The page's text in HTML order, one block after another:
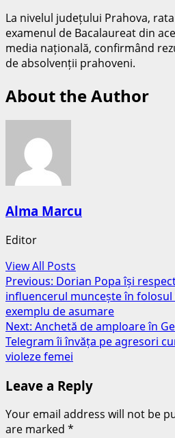
La nivelul județului Prahova,
examenul de Bacalaureat din
media națională, confirmând
de absolvenții prahoveni.
About the Author
Alma Marcu
Editor
View All Posts
Post
navigation
Previous: Dorian Popa își
influencerul muncește în
exemplu de asumare
Next: Anchetă de amploare în
Telegram îi învăța pe agresori
violeze femei
Leave a Reply
Your email address will not be
are marked *